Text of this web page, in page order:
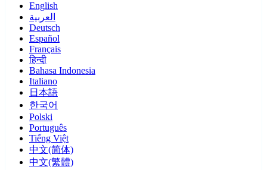
English
العربية
Deutsch
Español
Français
हिन्दी
Bahasa Indonesia
Italiano
日本語
한국어
Polski
Português
Tiếng Việt
中文(简体)
中文(繁體)